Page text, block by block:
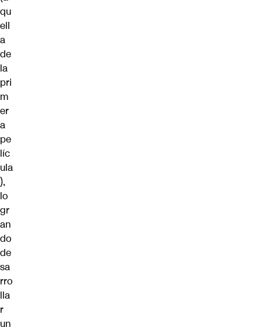
qu
ell
a
de
la
pri
m
er
a
pe
líc
ula
),
lo
gr
an
do
de
sa
rro
lla
r
un